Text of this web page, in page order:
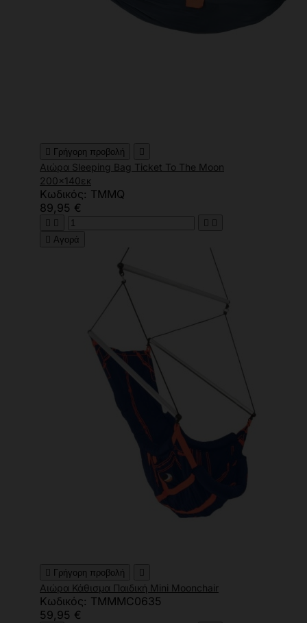
 Γρήγορη προβολή 
Αιώρα Sleeping Bag Ticket To The Moon
200x140εκ
Κωδικός: TMMQ
89,95 €
   
 Αγορά
 Γρήγορη προβολή 
Αιώρα Κάθισμα Παιδική Mini Moonchair
Κωδικός: TMMMC0635
59,95 €